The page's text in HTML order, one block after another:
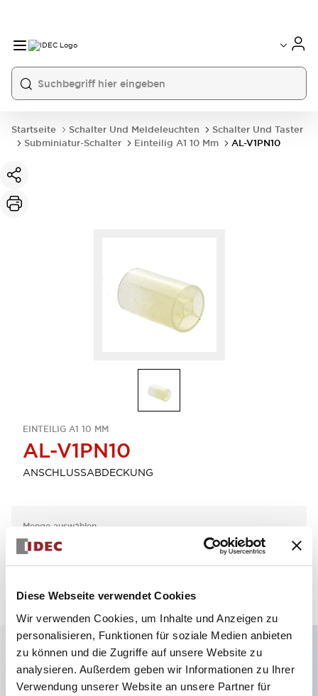
Diese Webseite verwendet Cookies
Wir verwenden Cookies, um Inhalte und Anzeigen zu
personalisieren, Funktionen für soziale Medien anbieten
zu können und die Zugriffe auf unsere Website zu
analysieren. Außerdem geben wir Informationen zu Ihrer
Verwendung unserer Website an unsere Partner für
Startseite Schalter Und Meldeleuchten
Schalter Und Taster
Subminiatur-Schalter
Einteilig A1 10 Mm AL-V1PN10
EINTEILIG A1 10 MM
AL-V1PN10
ANSCHLUSSABDECKUNG
Menge auswählen
zum Zitat hinzufügen
Hauptmerkmale